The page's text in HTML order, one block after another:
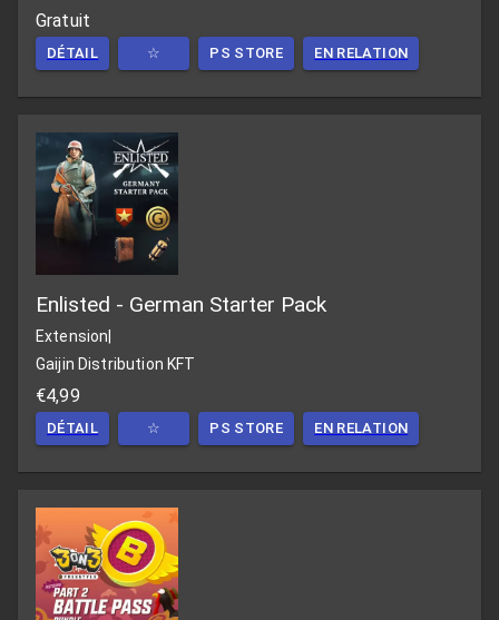
Gratuit
DÉTAIL ☆ PS STORE EN RELATION
Enlisted - German Starter Pack
Extension
Gaijin Distribution KFT
€4,99
DÉTAIL ☆ PS STORE EN RELATION